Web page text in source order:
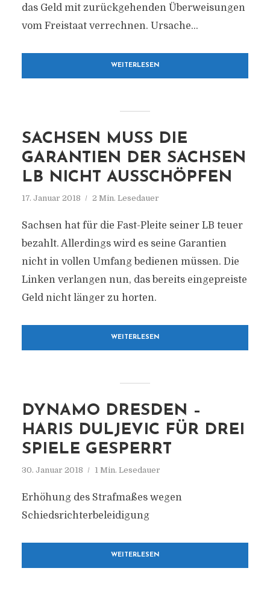
das Geld mit zurückgehenden Überweisungen
vom Freistaat verrechnen. Ursache...
WEITERLESEN
SACHSEN MUSS DIE
GARANTIEN DER SACHSEN
LB NICHT AUSSCHÖPFEN
17. Januar 2018 2 Min. Lesedauer
Sachsen hat für die Fast-Pleite seiner LB teuer
bezahlt. Allerdings wird es seine Garantien
nicht in vollen Umfang bedienen müssen. Die
Linken verlangen nun, das bereits eingepreiste
Geld nicht länger zu horten.
WEITERLESEN
DYNAMO DRESDEN –
HARIS DULJEVIC FÜR DREI
SPIELE GESPERRT
30. Januar 2018 1 Min. Lesedauer
Erhöhung des Strafmaßes wegen
Schiedsrichterbeleidigung
WEITERLESEN